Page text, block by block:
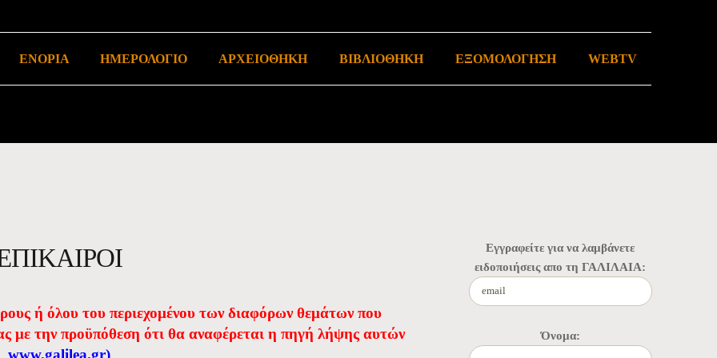
ΕΝΟΡΙΑ ΗΜΕΡΟΛΟΓΙΟ ΑΡΧΕΙΟΘΗΚΗ ΒΙΒΛΙΟΘΗΚΗ ΕΞΟΜΟΛΟΓΗΣΗ WEBTV
ή όλου του περιεχομένου των διαφόρων θεμάτων που
με την προϋπόθεση ότι θα αναφέρεται η πηγή λήψης αυτών
www.galilea.gr)
Εγγραφείτε για να λαμβάνετε
ειδοποιήσεις απο τη ΓΑΛΙΛΑΙΑ:
Όνομα: